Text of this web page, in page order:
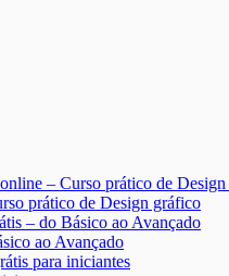
prático de Design gráfico
ao Avançado